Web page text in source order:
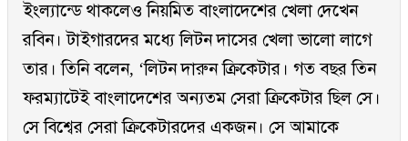
ইংল্যান্ডে থাকলেও নিয়মিত বাংলাদেশের খেলা দেখেন
রবিন। টাইগারদের মধ্যে লিটন দাসের খেলা ভালো লাগে
তার। তিনি বলেন, ‘লিটন দারুন ক্রিকেটার। গত বছর তিন
ফরম্যাটেই বাংলাদেশের অন্যতম সেরা ক্রিকেটার ছিল সে।
সে বিশ্বের সেরা ক্রিকেটারদের একজন। সে আমাকে